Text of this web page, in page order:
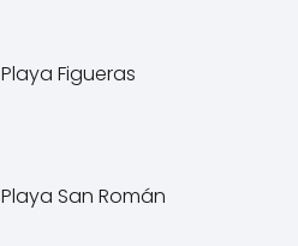
Playa Figueras
Playa San Román